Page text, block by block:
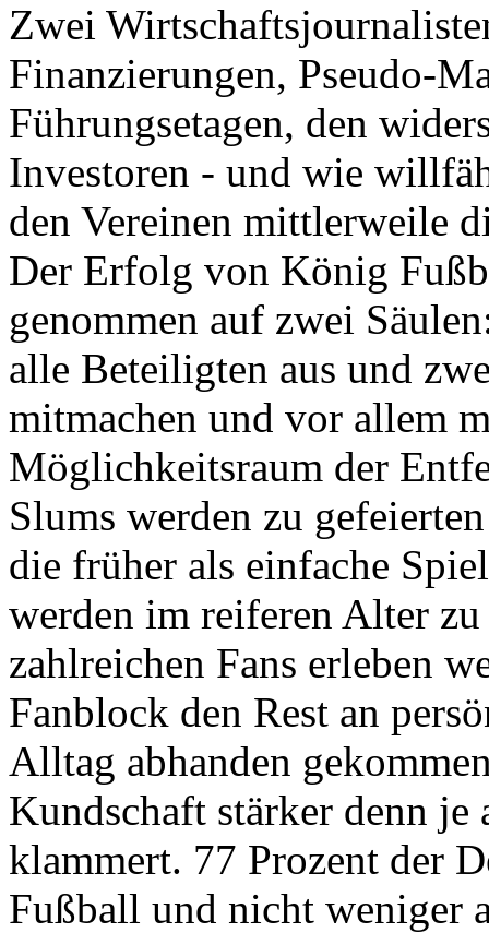
Zwei
Finanzierungen, Pseudo-
Führungsetagen, den
Investoren - und wie
den Vereinen mittlerweile
Der Erfolg von König
genommen auf zwei
alle Beteiligten aus und
mitmachen und vor allem
Möglichkeitsraum der
Slums werden zu
die früher als einfache
werden im reiferen Alter
zahlreichen Fans erleben
Fanblock den Rest an
Alltag abhanden
Kundschaft stärker denn je
klammert. 77 Prozent der
Fußball und nicht weniger